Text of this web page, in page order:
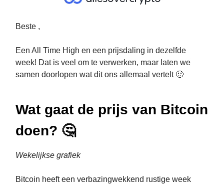
Beste ,
Een All Time High en een prijsdaling in dezelfde
week! Dat is veel om te verwerken, maar laten we
samen doorlopen wat dit ons allemaal vertelt 🙂
Wat gaat de prijs van Bitcoin
doen? 🤔
Wekelijkse grafiek
Bitcoin heeft een verbazingwekkend rustige week